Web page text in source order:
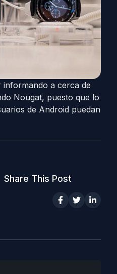
informando a cerca de
Nougat, puesto que lo
de Android puedan
Share This Post